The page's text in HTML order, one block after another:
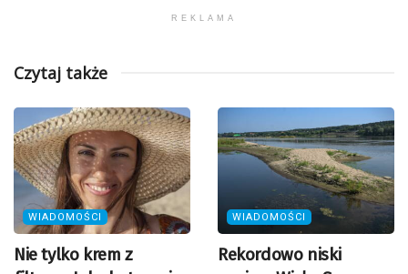
REKLAMA
Czytaj także
WIADOMOŚCI
Nie tylko krem z
WIADOMOŚCI
Rekordowo niski